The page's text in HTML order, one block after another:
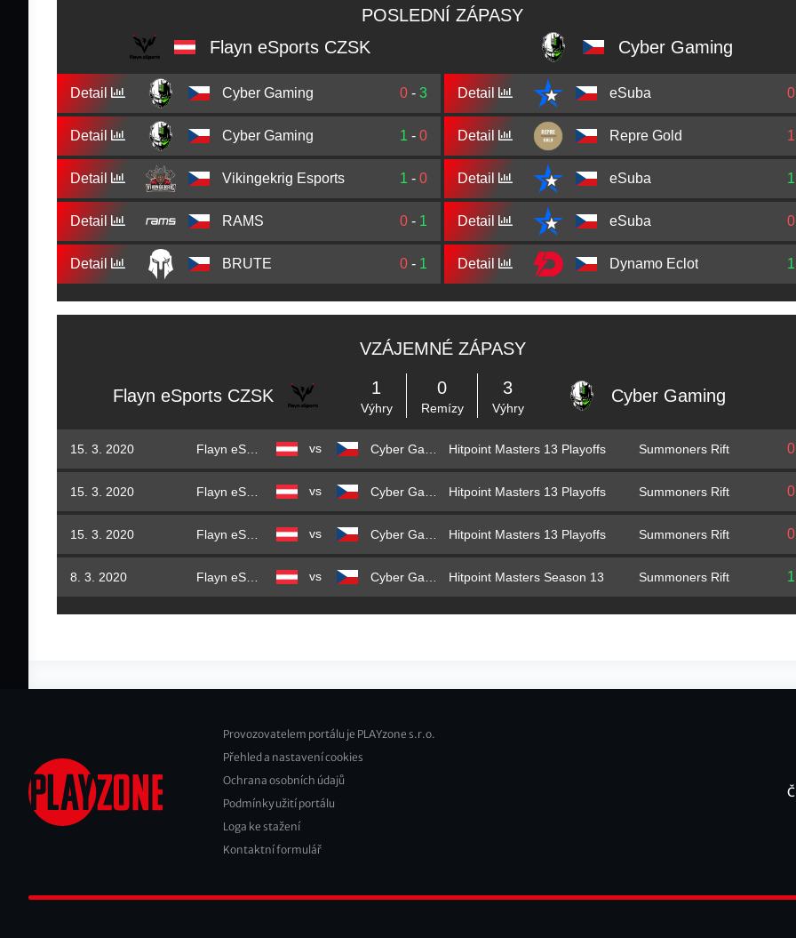
POSLEDNÍ ZÁPASY
Flayn eSports CZSK
Cyber Gaming
Detail Cyber Gaming 0 - 3
Detail Cyber Gaming 1 - 0
Detail Vikingekrig Esports 1 - 0
Detail RAMS 0 - 1
Detail BRUTE 0 - 1
Detail eSuba 0
Detail Repre Gold 1
Detail eSuba 1
Detail eSuba 0
Detail Dynamo Eclot 1
VZÁJEMNÉ ZÁPASY
Flayn eSports CZSK 1
Výhry
0
Remízy
3
Výhry
Cyber Gaming
15. 3. 2020 vs Hitpoint Masters 13 Playoffs Summoners Rift 0
15. 3. 2020 vs Hitpoint Masters 13 Playoffs Summoners Rift 0
15. 3. 2020 vs Hitpoint Masters 13 Playoffs Summoners Rift 0
8. 3. 2020 vs Hitpoint Masters Season 13 Summoners Rift 1
Footer
2
Provozovatelem portálu je PLAYzone s.r.o.
Přehled a nastavení cookies
Ochrana osobních údajů
Podmínky užití portálu
Loga ke stažení
Kontaktní formulář